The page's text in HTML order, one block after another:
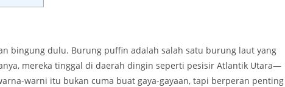
bingung dulu. Burung puffin adalah salah satu burung laut yang
mereka tinggal di daerah dingin seperti pesisir Atlantik Utara—
warni itu bukan cuma buat gaya-gayaan, tapi berperan penting